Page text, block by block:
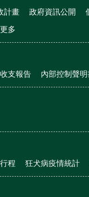
計畫 政府資訊公開
更多
支報告 內部控制聲明
程 狂犬病疫情統計